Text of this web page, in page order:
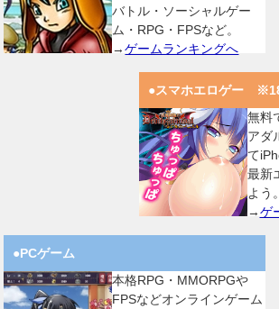
バトル・ソーシャルゲー
ム・RPG・FPSなど。
→ゲームランキングへ
●スマホエロゲー
無料
アダ
て
最新
よう。
→ゲ
●PCゲーム
本格RPG・MMORPGや
FPSなどオンラインゲーム